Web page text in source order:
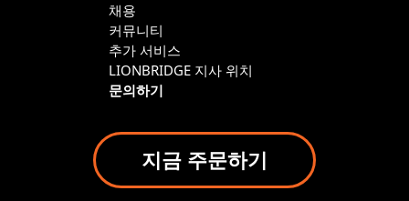
채용
커뮤니티
추가 서비스
LIONBRIDGE 지사 위치
문의하기
지금 주문하기